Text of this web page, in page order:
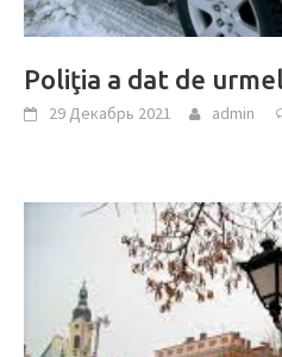
Poliţia a dat de
29 Декабрь 2021 admin